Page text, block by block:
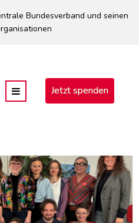
Bundesverband und seinen
Jetzt spenden